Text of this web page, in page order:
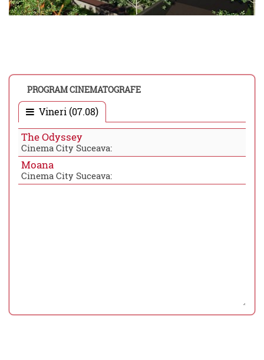
PROGRAM CINEMATOGRAFE
Vineri (07.08)
The Odyssey
Cinema City Suceava:
Moana
Cinema City Suceava: